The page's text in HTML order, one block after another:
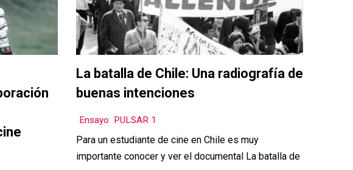
La batalla de Chile: Una radiografía de
buenas intenciones
Ensayo PULSAR 1
Para un estudiante de cine en Chile es muy
importante conocer y ver el documental La batalla de